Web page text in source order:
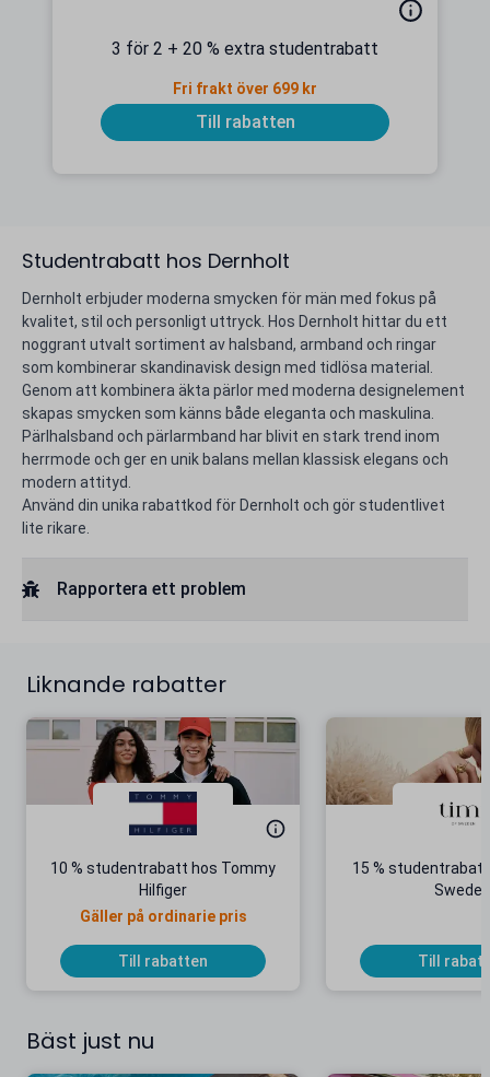
3 för 2 + 20 % extra studentrabatt
Fri frakt över 699 kr
Till rabatten
Studentrabatt hos Dernholt
Dernholt erbjuder moderna smycken för män med fokus på
kvalitet, stil och personligt uttryck. Hos Dernholt hittar du ett
noggrant utvalt sortiment av halsband, armband och ringar
som kombinerar skandinavisk design med tidlösa material.
Genom att kombinera äkta pärlor med moderna designelement
skapas smycken som känns både eleganta och maskulina.
Pärlhalsband och pärlarmband har blivit en stark trend inom
herrmode och ger en unik balans mellan klassisk elegans och
modern attityd.
Använd din unika rabattkod för Dernholt och gör studentlivet
lite rikare.
Rapportera ett problem
Liknande rabatter
10 % studentrabatt hos Tommy
Hilfiger
Gäller på ordinarie pris
Till rabatten
15 %
Sweden
Till
Bäst just nu